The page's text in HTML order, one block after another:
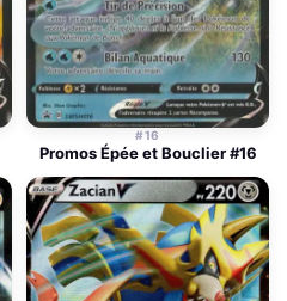
#16
Promos Épée et Bouclier #16